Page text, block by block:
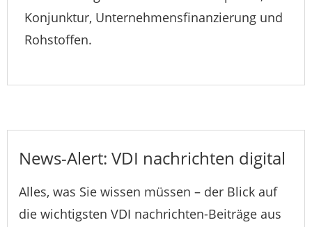
Konjunktur, Unternehmensfinanzierung und
Rohstoffen.
News-Alert: VDI nachrichten digital
Alles, was Sie wissen müssen – der Blick auf
die wichtigsten VDI nachrichten-Beiträge aus